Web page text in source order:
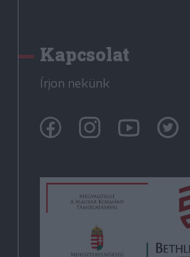
Kapcsolat
Írjon nekünk